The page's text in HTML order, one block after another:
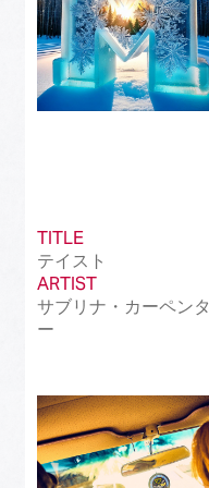
TITLE
テイスト
ARTIST
サブリナ・カーペンタ
ー